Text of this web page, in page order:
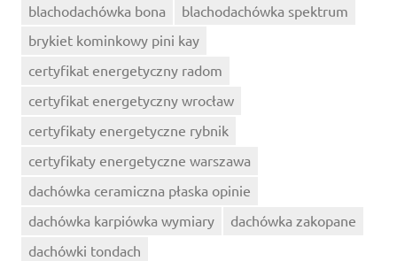
blachodachówka bona
blachodachówka spektrum
brykiet kominkowy pini kay
certyfikat energetyczny radom
certyfikat energetyczny wrocław
certyfikaty energetyczne rybnik
certyfikaty energetyczne warszawa
dachówka ceramiczna płaska opinie
dachówka karpiówka wymiary
dachówka zakopane
dachówki tondach